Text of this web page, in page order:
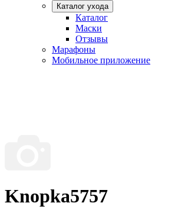
Каталог ухода
Каталог
Маски
Отзывы
Марафоны
Мобильное приложение
Knopka5757